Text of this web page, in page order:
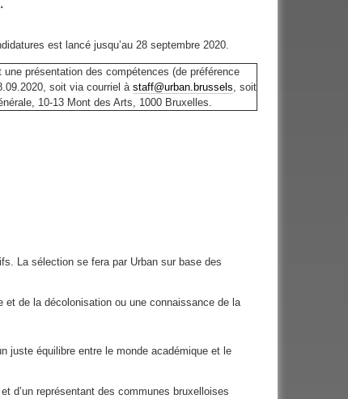
est lancé jusqu’au 28 septembre 2020.
présentation des compétences (de préférence
soit via courriel à staff@urban.brussels, soit
10-13 Mont des Arts, 1000 Bruxelles.
La sélection se fera par Urban sur base des
et de la décolonisation ou une connaissance de la
juste équilibre entre le monde académique et le
d’un représentant des communes bruxelloises